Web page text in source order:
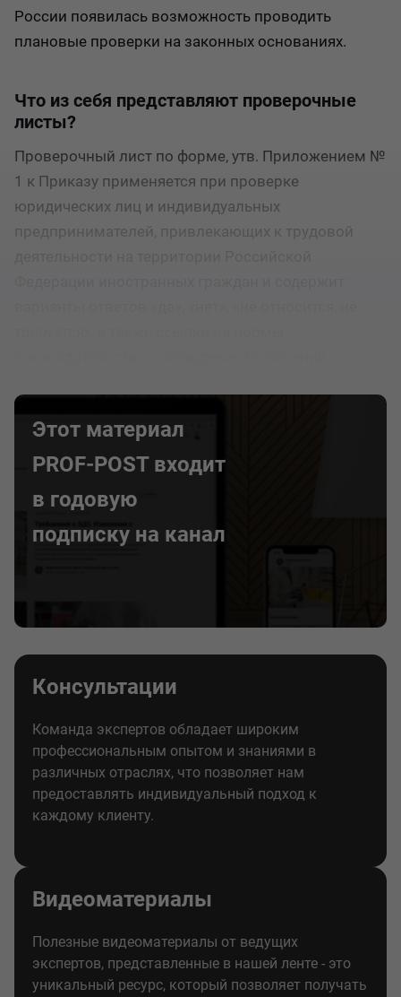
России появилась возможность проводить
плановые проверки на законных основаниях.
Что из себя представляют проверочные
листы?
Проверочный лист по форме, утв. Приложением №
1 к Приказу применяется при проверке
юридических лиц и индивидуальных
предпринимателей, привлекающих к трудовой
Этот материал
PROF-POST входит
в годовую
подписку на канал
Консультации
Команда экспертов обладает широким
профессиональным опытом и знаниями в
различных отраслях, что позволяет нам
предоставлять индивидуальный подход к
каждому клиенту.
Видеоматериалы
Полезные видеоматериалы от ведущих
экспертов, представленные в нашей ленте - это
уникальный ресурс, который позволяет получать